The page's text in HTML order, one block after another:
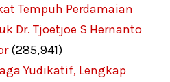
Tempuh Perdamaian
Dr. Tjoetjoe S Hernanto
(285,941)
Yudikatif, Lengkap